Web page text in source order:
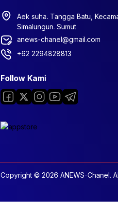
Aek suha. Tangga Batu,
Simalungun. Sumut
anews-chanel@gmail.com
+62 2294828813
Follow Kami
Copyright © 2026 ANEWS-Chanel.